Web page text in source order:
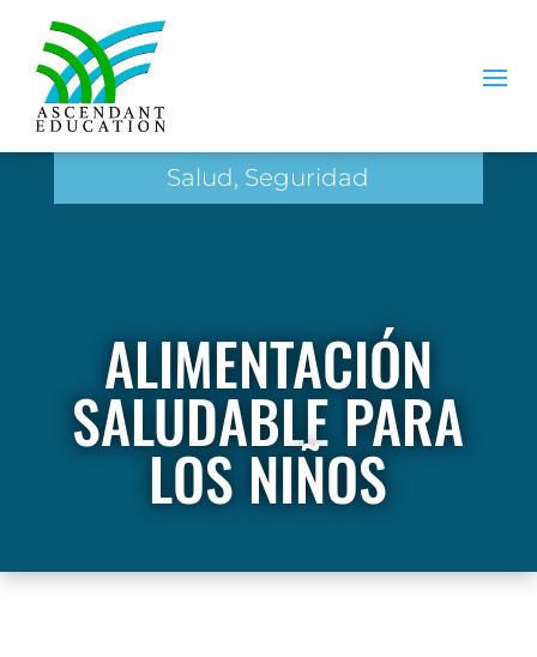
Salud, Seguridad
ALIMENTACIÓN
SALUDABLE PARA
LOS NIÑOS